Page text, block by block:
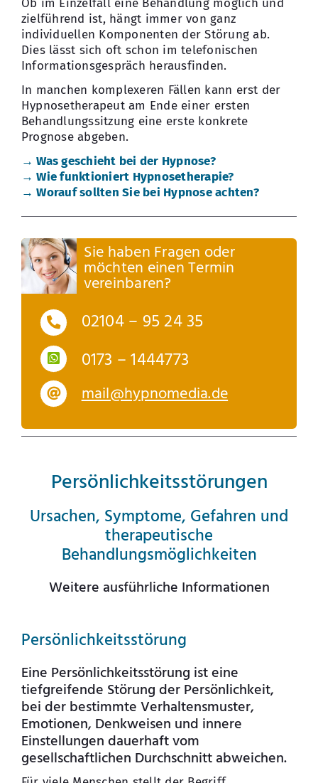
Ob im Einzelfall eine Behandlung möglich und
zielführend ist, hängt immer von ganz
individuellen Komponenten der Störung ab.
Dies lässt sich oft schon im telefonischen
Informationsgespräch herausfinden.
In manchen komplexeren Fällen kann erst der
Hypnosetherapeut am Ende einer ersten
Behandlungssitzung eine erste konkrete
Prognose abgeben.
→ Was geschieht bei der Hypnose?
→ Wie funktioniert Hypnosetherapie?
→ Worauf sollten Sie bei Hypnose achten?
Sie haben Fragen oder
möchten einen Termin
vereinbaren?
02104 – 95 24 35
0173 – 1444773
mail@hypnomedia.de
Persönlichkeitsstörungen
Ursachen, Symptome, Gefahren und
therapeutische
Behandlungsmöglichkeiten
Weitere ausführliche Informationen
Persönlichkeitsstörung
Eine Persönlichkeitsstörung ist eine
tiefgreifende Störung der Persönlichkeit,
bei der bestimmte Verhaltensmuster,
Emotionen, Denkweisen und innere
Einstellungen dauerhaft vom
gesellschaftlichen Durchschnitt abweichen.